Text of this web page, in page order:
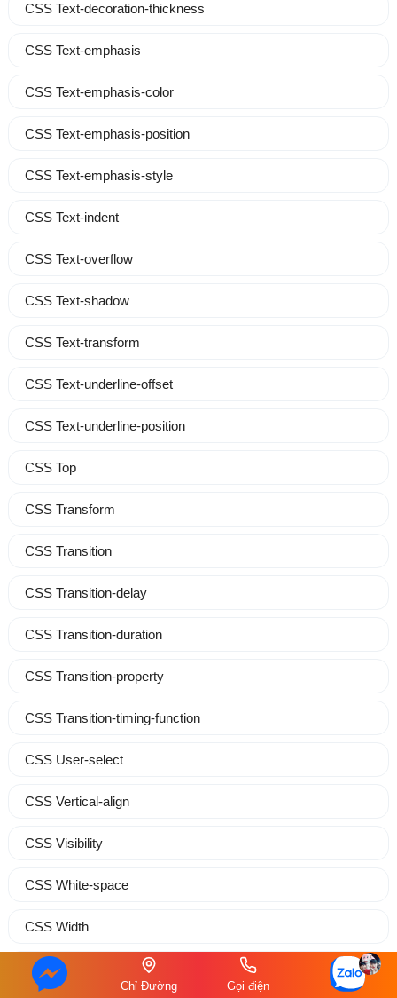
CSS Text-decoration-thickness
CSS Text-emphasis
CSS Text-emphasis-color
CSS Text-emphasis-position
CSS Text-emphasis-style
CSS Text-indent
CSS Text-overflow
CSS Text-shadow
CSS Text-transform
CSS Text-underline-offset
CSS Text-underline-position
CSS Top
CSS Transform
CSS Transition
CSS Transition-delay
CSS Transition-duration
CSS Transition-property
CSS Transition-timing-function
CSS User-select
CSS Vertical-align
CSS Visibility
CSS White-space
CSS Width
CSS Word-break
Chỉ Đường Gọi điện